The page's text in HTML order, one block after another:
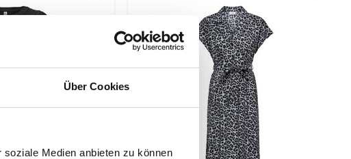
Über Cookies
Medien anbieten zu können